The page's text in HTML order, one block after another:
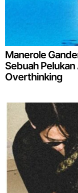
Manerole
Sebuah
Overthinking